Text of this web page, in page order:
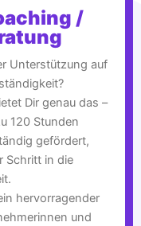
/
Unterstützung auf
Dir genau das –
120 Stunden
gefördert,
Schritt in die
hervorragender
und